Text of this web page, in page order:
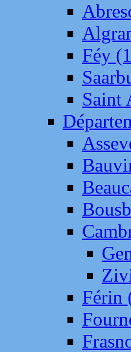
Féy
Saint
Férin